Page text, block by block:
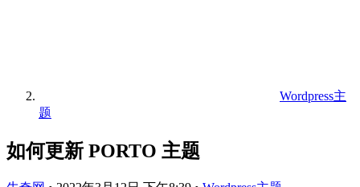
Wordpress主
题
如何更新 PORTO 主题